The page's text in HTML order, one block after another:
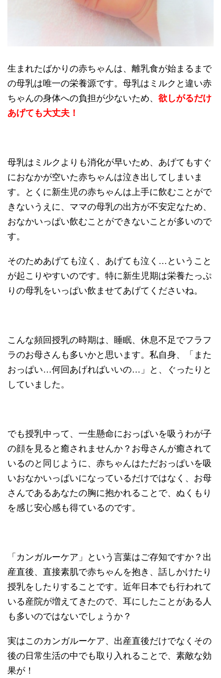
生まれたばかりの赤ちゃんは、離乳食が始まるまで
の母乳は唯一の栄養源です。母乳はミルクと違い赤
ちゃんの身体への負担が少ないため、 欲しがるだけ
あげても大丈夫！
母乳はミルクよりも消化が早いため、あげてもすぐ
におなかが空いた赤ちゃんは泣き出してしまいま
す。とくに新生児の赤ちゃんは上手に飲むことがで
きないうえに、ママの母乳の出方が不安定なため、
おなかいっぱい飲むことができないことが多いので
す。
そのためあげても泣く、あげても泣く…ということ
が起こりやすいのです。特に新生児期は栄養たっぷ
りの母乳をいっぱい飲ませてあげてくださいね。
こんな頻回授乳の時期は、睡眠、休息不足でフラフ
ラのお母さんも多いかと思います。私自身、「また
おっぱい…何回あげればいいの…」と、ぐったりと
していました。
でも授乳中って、一生懸命におっぱいを吸うわが子
の顔を見ると癒されませんか？お母さんが癒されて
いるのと同じように、赤ちゃんはただおっぱいを吸
いおなかいっぱいになっているだけではなく、お母
さんであるあなたの胸に抱かれることで、ぬくもり
を感じ安心感も得ているのです。
「カンガルーケア」という言葉はご存知ですか？出
産直後、直接素肌で赤ちゃんを抱き、話しかけたり
授乳をしたりすることです。近年日本でも行われて
いる産院が増えてきたので、耳にしたことがある人
も多いのではないでしょうか？
実はこのカンガルーケア、出産直後だけでなくその
後の日常生活の中でも取り入れることで、素敵な効
果が！